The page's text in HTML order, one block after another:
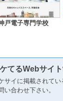
戸電子専門学校
てるWebサイ
サイに掲載されて
い合わせ下さい。